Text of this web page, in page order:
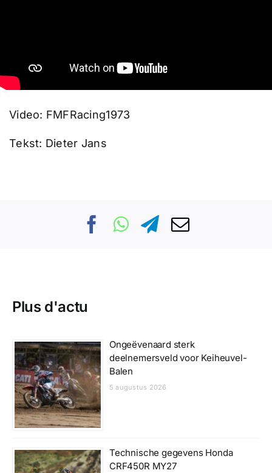
Video: FMFRacing1973
Tekst: Dieter Jans
Plus d'actu
Ongeëvenaard sterk
deelnemersveld voor Keiheuvel-
Balen
5 augustus 2026
Technische gegevens Honda
CRF450R MY27